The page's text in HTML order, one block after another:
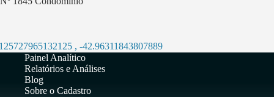
, -42.96311843807889
Painel Analítico
Relatórios e Análises
Blog
Sobre o Cadastro